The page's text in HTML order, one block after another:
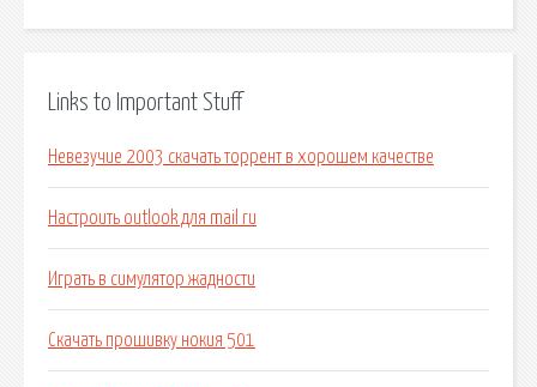
Links to Important Stuff
Невезучие 2003 скачать торрент в хорошем качестве
Настроить outlook для mail ru
Играть в симулятор жадности
Скачать прошивку нокия 501